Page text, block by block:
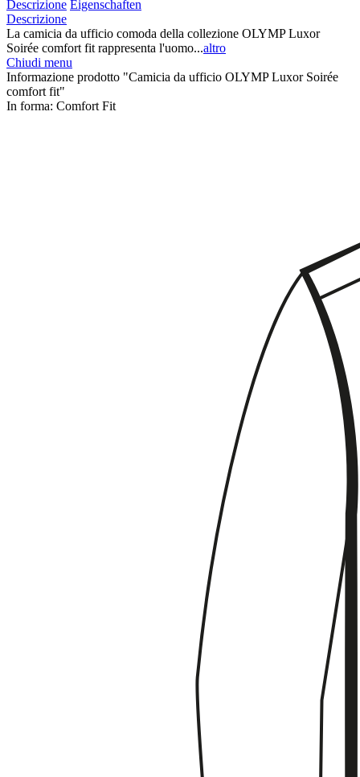
Descrizione Eigenschaften
Descrizione
La camicia da ufficio comoda della collezione OLYMP Luxor
Soirée comfort fit rappresenta l'uomo...altro
Chiudi menu
Informazione prodotto "Camicia da ufficio OLYMP Luxor Soirée
comfort fit"
In forma: Comfort Fit